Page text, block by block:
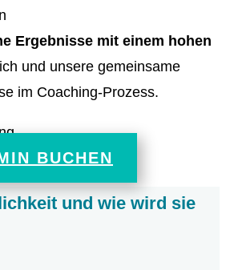
Ergebnisse mit einem hohen
und unsere gemeinsame
im Coaching-Prozess.
BUCHEN
und wie wird sie